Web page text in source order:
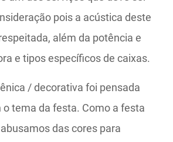
pois a acústica deste
além da potência e
e tipos específicos de caixas.
/ decorativa foi pensada
o tema da festa. Como a festa
das cores para